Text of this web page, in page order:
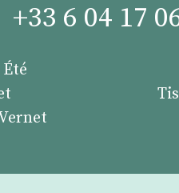
+33 6 04 17